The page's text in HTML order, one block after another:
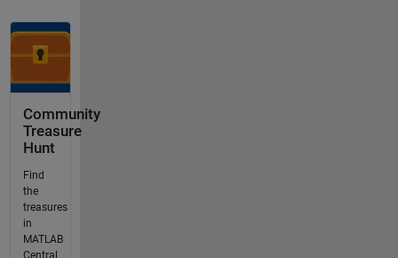
Community
Treasure
Hunt
Find
the
treasures
in
MATLAB
Central